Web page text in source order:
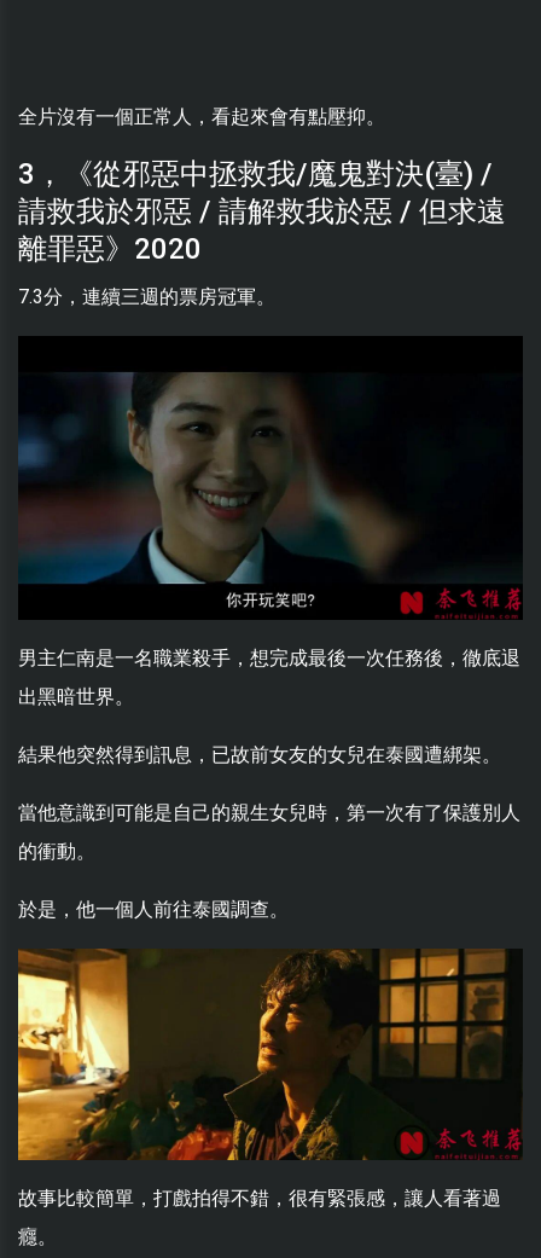
全片沒有一個正常人，看起來會有點壓抑。
3，《從邪惡中拯救我/魔鬼對決(臺) /
請救我於邪惡 / 請解救我於惡 / 但求遠
離罪惡》2020
7.3分，連續三週的票房冠軍。
男主仁南是一名職業殺手，想完成最後一次任務後，徹底退
出黑暗世界。
結果他突然得到訊息，已故前女友的女兒在泰國遭綁架。
當他意識到可能是自己的親生女兒時，第一次有了保護別人
的衝動。
於是，他一個人前往泰國調查。
故事比較簡單，打戲拍得不錯，很有緊張感，讓人看著過
癮。